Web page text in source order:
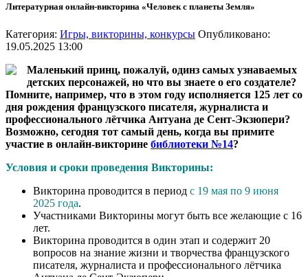
Литературная онлайн-викторина «Человек с планеты Земля»
Категория: Игры, викторины, конкурсы Опубликовано:
19.05.2025 13:00
Маленький принц, пожалуй, одинз самых узнаваемых
детских персонажей, но что вы знаете о его создателе?
Помните, например, что в этом году исполняется 125 лет со
дня рождения французского писателя, журналиста и
профессионального лётчика Антуана де Сент-Экзюпери?
Возможно, сегодня тот самый день, когда вы примите
участие в онлайн-викторине библиотеки №14?
Условия и сроки проведения Викторины:
Викторина проводится в период с 19 мая по 9 июня
2025 года.
Участниками Викторины могут быть все желающие с 16
лет.
Викторина проводится в один этап и содержит 20
вопросов на знание жизни и творчества французского
писателя, журналиста и профессионального лётчика